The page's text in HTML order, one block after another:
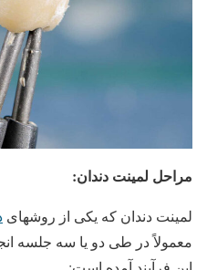
مراحل لمینت دندان:
لمینت دندان که یکی از روشهای
معمولاً در طی دو یا سه جلسه